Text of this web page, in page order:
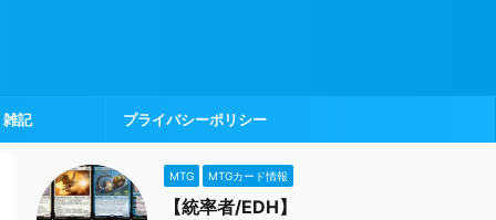
雑記 プライバシーポリシー
MTG MTGカード情報
【統率者/EDH】